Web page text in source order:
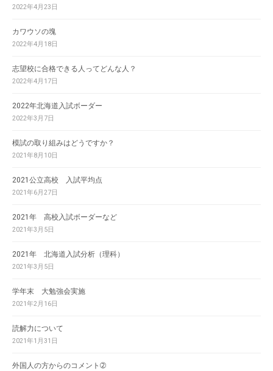
2022年4月23日
カワウソの塊
2022年4月18日
志望校に合格できる人ってどんな人？
2022年4月17日
2022年北海道入試ボーダー
2022年3月7日
模試の取り組みはどうですか？
2021年8月10日
2021公立高校 入試平均点
2021年6月27日
2021年 高校入試ボーダーなど
2021年3月5日
2021年 北海道入試分析（理科）
2021年3月5日
学年末 大勉強会実施
2021年2月16日
読解力について
2021年1月31日
外国人の方からのコメント➁